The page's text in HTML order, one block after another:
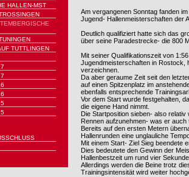
HALLEN-MST
TUTTLINGEN
Am vergangenen Sonntag fanden
Jugend- Hallenmeisterschaften der
Deutlich qualifiziert hatte sich das
über seine Paradestrecke- die 800
Mit seiner Qualifikationszeit von
Jugendmeisterschaften in Rostock,
verzeichnen.
Da aber geraume Zeit seit den
auf einen Spitzenplatz im
ebenfalls entsprechende
Vor dem Start wurde festgehalten,
die eigene Hand nimmt.
Die Startposition sieben- also
Rennen aufzunehmen- was er auch
Bereits auf den ersten Metern
Hallenrunden eine unglauliche
Mit einem Start- Ziel Sieg beendete
Dies bedeutete den Gewinn der
Hallenbestzeit um rund vier
Allerdings werden die Beine trotz
Trainingsintensität wird weiter